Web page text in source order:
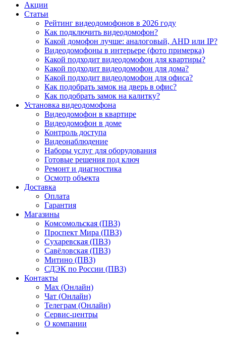
Акции
Статьи
Рейтинг видеодомофонов в 2026 году
Как подключить видеодомофон?
Какой домофон лучше: аналоговый, AHD или IP?
Видеодомофоны в интерьере (фото примерка)
Какой подходит видеодомофон для квартиры?
Какой подходит видеодомофон для дома?
Какой подходит видеодомофон для офиса?
Как подобрать замок на дверь в офис?
Как подобрать замок на калитку?
Установка видеодомофона
Видеодомофон в квартире
Видеодомофон в доме
Контроль доступа
Видеонаблюдение
Наборы услуг для оборудования
Готовые решения под ключ
Ремонт и диагностика
Осмотр объекта
Доставка
Оплата
Гарантия
Магазины
Комсомольская (ПВЗ)
Проспект Мира (ПВЗ)
Сухаревская (ПВЗ)
Савёловская (ПВЗ)
Митино (ПВЗ)
СДЭК по России (ПВЗ)
Контакты
Max (Онлайн)
Чат (Онлайн)
Телеграм (Онлайн)
Сервис-центры
О компании